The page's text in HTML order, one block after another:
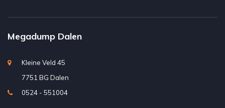
Megadump Dalen
Kleine Veld 45
7751 BG Dalen
0524 - 551004